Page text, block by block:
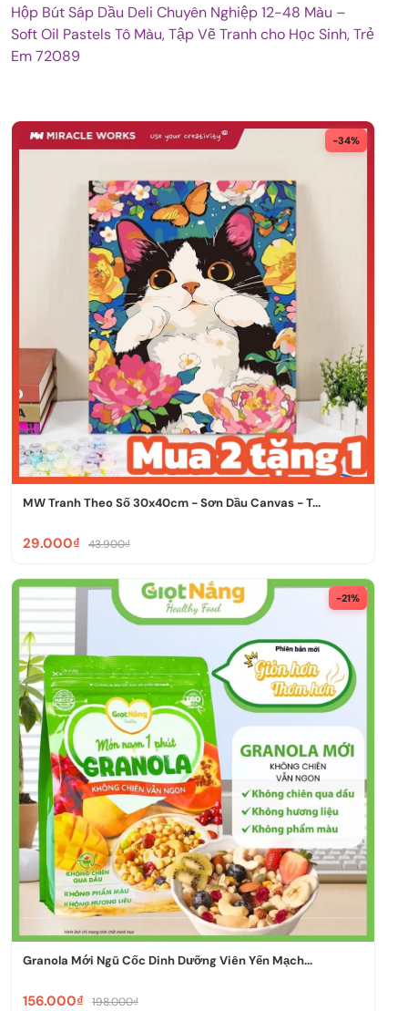
Hộp Bút Sáp Dầu Deli Chuyên Nghiệp 12-48 Màu –
Soft Oil Pastels Tô Màu, Tập Vẽ Tranh cho Học Sinh, Trẻ
Em 72089
-34%
MW Tranh Theo Số 30x40cm - Sơn Dầu Canvas - T...
29.000₫ 43.900₫
-21%
Granola Mới Ngũ Cốc Dinh Dưỡng Viên Yến Mạch...
156.000₫ 198.000₫